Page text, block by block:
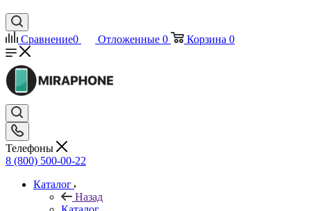
Сравнение0 Отложенные 0 Корзина 0
Телефоны
8 (800) 500-00-22
Каталог
Назад